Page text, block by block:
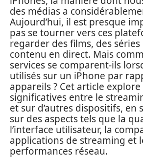
des médias a
Aujourd’hui, il est presque
pas se tourner vers ces
regarder des films, des
contenu en direct. Mais
services se comparent-ils
utilisés sur un iPhone par
appareils ? Cet article
significatives entre le
et sur d’autres dispositifs, en
sur des aspects tels que la
l’interface utilisateur, la
applications de streaming et
performances réseau.